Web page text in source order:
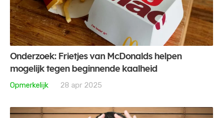
Onderzoek: Frietjes van McDonalds helpen
mogelijk tegen beginnende kaalheid
Opmerkelijk
28 apr 2025